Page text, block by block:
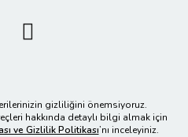
gizliliğini önemsiyoruz.
hakkında detaylı bilgi almak için
ve Gizlilik Politikası’nı inceleyiniz.